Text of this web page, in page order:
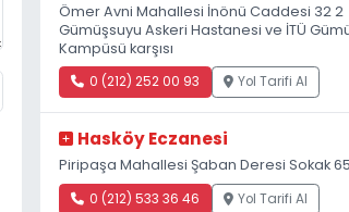
Ömer Avni Mahallesi İnönü Caddesi 32 2
Gümüşsuyu Askeri Hastanesi ve İTÜ
Kampüsü karşısı
0 (212) 252 00 93 Yol Tarifi Al
Hasköy Eczanesi
Piripaşa Mahallesi Şaban Deresi Sokak
0 (212) 533 36 46 Yol Tarifi Al